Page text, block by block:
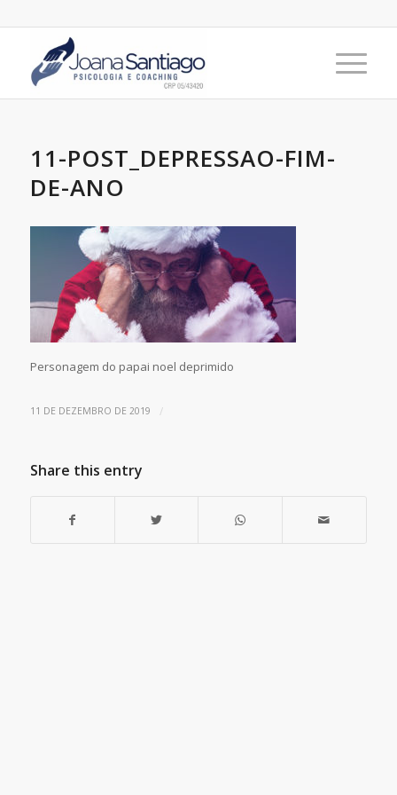
11-POST_DEPRESSAO-FIM-
DE-ANO
Personagem do papai noel deprimido
11 DE DEZEMBRO DE 2019 /
Share this entry